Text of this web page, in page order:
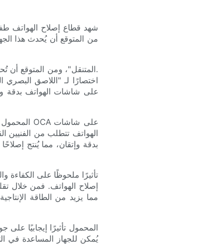
شهد قطاع إصلاح الهواتف
الهواتف تتطلب من الفنيين
إصلاح الهواتف. فمن خلال
مما يزيد من الطاقة